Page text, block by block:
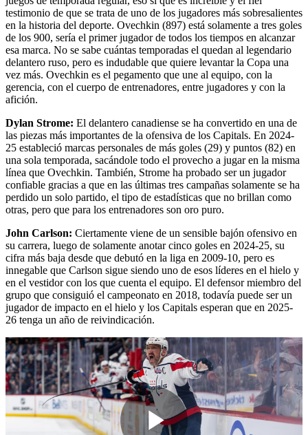
testimonio de que se trata de uno de los jugadores más sobresalientes
en la historia del deporte. Ovechkin (897) está solamente a tres goles
de los 900, sería el primer jugador de todos los tiempos en alcanzar
esa marca. No se sabe cuántas temporadas el quedan al legendario
delantero ruso, pero es indudable que quiere levantar la Copa una
vez más. Ovechkin es el pegamento que une al equipo, con la
gerencia, con el cuerpo de entrenadores, entre jugadores y con la
afición.
Dylan Strome: El delantero canadiense se ha convertido en una de
las piezas más importantes de la ofensiva de los Capitals. En 2024-
25 estableció marcas personales de más goles (29) y puntos (82) en
una sola temporada, sacándole todo el provecho a jugar en la misma
línea que Ovechkin. También, Strome ha probado ser un jugador
confiable gracias a que en las últimas tres campañas solamente se ha
perdido un solo partido, el tipo de estadísticas que no brillan como
otras, pero que para los entrenadores son oro puro.
John Carlson: Ciertamente viene de un sensible bajón ofensivo en
su carrera, luego de solamente anotar cinco goles en 2024-25, su
cifra más baja desde que debutó en la liga en 2009-10, pero es
innegable que Carlson sigue siendo uno de esos líderes en el hielo y
en el vestidor con los que cuenta el equipo. El defensor miembro del
grupo que consiguió el campeonato en 2018, todavía puede ser un
jugador de impacto en el hielo y los Capitals esperan que en 2025-
26 tenga un año de reivindicación.